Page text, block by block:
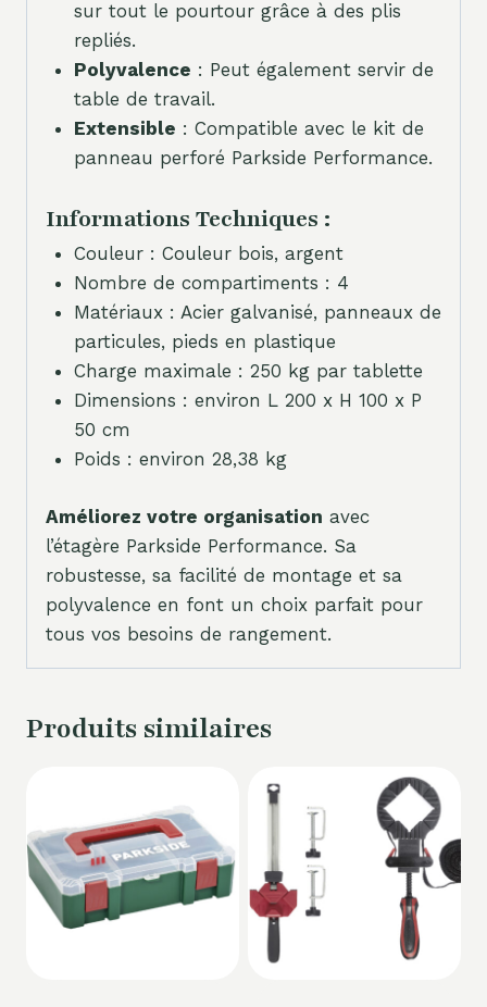
sur tout le pourtour grâce à des plis
repliés.
Polyvalence : Peut également servir de
table de travail.
Extensible : Compatible avec le kit de
panneau perforé Parkside Performance.
Informations Techniques :
Couleur : Couleur bois, argent
Nombre de compartiments : 4
Matériaux : Acier galvanisé, panneaux de
particules, pieds en plastique
Charge maximale : 250 kg par tablette
Dimensions : environ L 200 x H 100 x P
50 cm
Poids : environ 28,38 kg
Améliorez votre organisation avec
l’étagère Parkside Performance. Sa
robustesse, sa facilité de montage et sa
polyvalence en font un choix parfait pour
tous vos besoins de rangement.
Produits similaires